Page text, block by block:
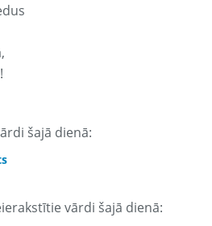
šajā dienā:
vārdi šajā dienā: